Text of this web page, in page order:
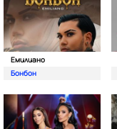
Емилиано
Бонбон